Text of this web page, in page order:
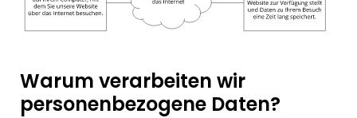
Warum verarbeiten wir
personenbezogene Daten?